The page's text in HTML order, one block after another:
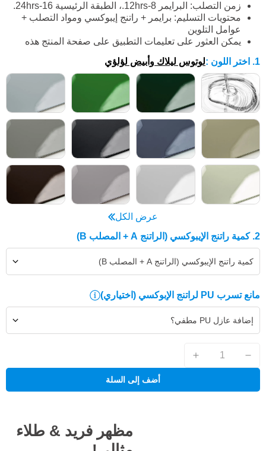
زمن التصلب: البرايمر 8-12hrs.، الطبقة الرئيسية 16-24hrs.
محتويات التسليم: برايمر + راتنج إيبوكسي ومواد التصلب +
عوامل التلوين
يمكن العثور على تعليمات التطبيق على صفحة المنتج هذه
1. اختر اللون
:لوتوس ليلاك وأبيض لؤلؤي
عرض الكل
2. كمية راتنج الإيبوكسي (الراتنج A + المصلب B)
كمية راتنج الإيبوكسي (الراتنج A + المصلب B)
مانع تسرب PU لراتنج الإبوكسي (اختياري)
إضافة عازل PU مطفي؟
أضف إلى السلة
مظهر فريد & طلاء